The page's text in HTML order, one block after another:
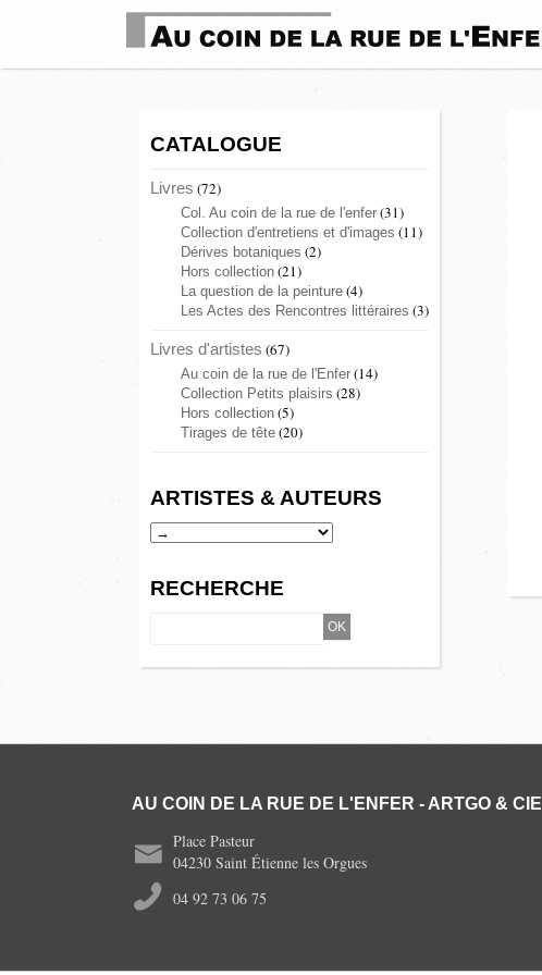
CATALOGUE
Livres (72)
Col. Au coin de la rue de l'enfer (31)
Collection d'entretiens et d'images (11)
Dérives botaniques (2)
Hors collection (21)
La question de la peinture (4)
Les Actes des Rencontres littéraires (3)
Livres d'artistes (67)
Au coin de la rue de l'Enfer (14)
Collection Petits plaisirs (28)
Hors collection (5)
Tirages de tête (20)
ARTISTES & AUTEURS
RECHERCHE
AU COIN DE LA RUE DE L'ENFER - ARTGO & CIE
Place Pasteur
04230 Saint Étienne les Orgues
04 92 73 06 75